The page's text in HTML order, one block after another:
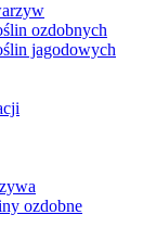
ozdobnych
jagodowych
ozdobne